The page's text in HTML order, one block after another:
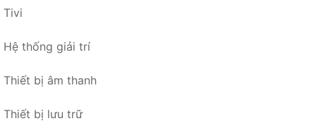
Tivi
Hệ thống giải trí
Thiết bị âm thanh
Thiết bị lưu trữ